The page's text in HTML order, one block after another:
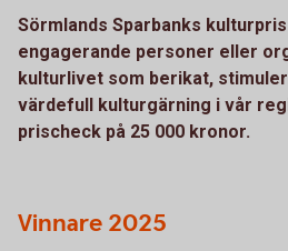
Sörmlands Sparbanks
engagerande personer eller
kulturlivet som berikat,
värdefull kulturgärning i vår
prischeck på 25 000 kronor.
Vinnare 2025